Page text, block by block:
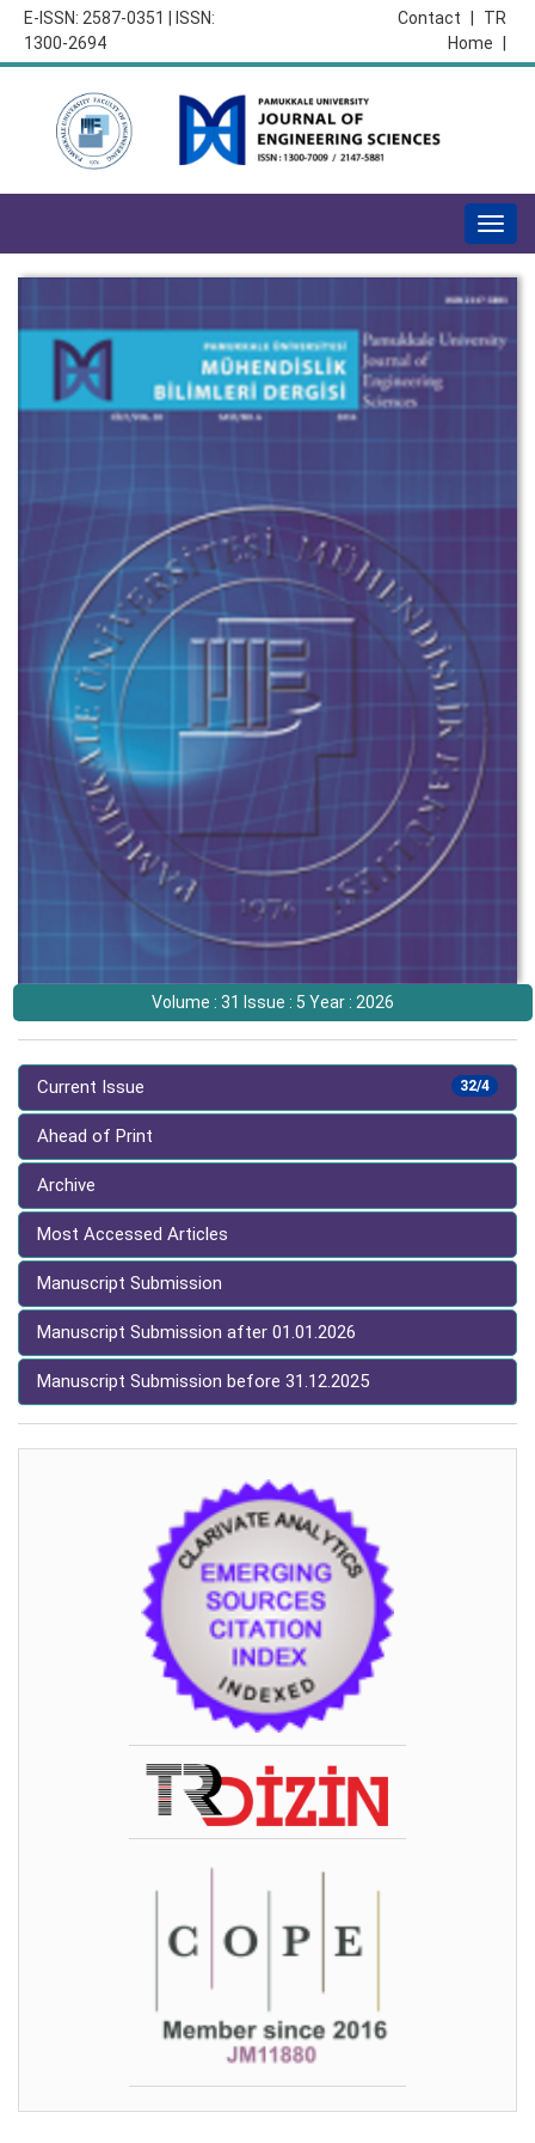
E-ISSN: 2587-0351 | ISSN:
1300-2694
TR
Contact
Home
Volume : 31 Issue : 5 Year : 2026
32/4
Current Issue
Ahead of Print
Archive
Most Accessed Articles
Manuscript Submission
Manuscript Submission after 01.01.2026
Manuscript Submission before 31.12.2025